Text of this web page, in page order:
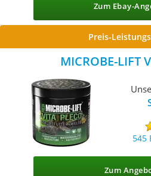
Zum Ebay-
Preis-
MICROBE-LIFT
545
Zum